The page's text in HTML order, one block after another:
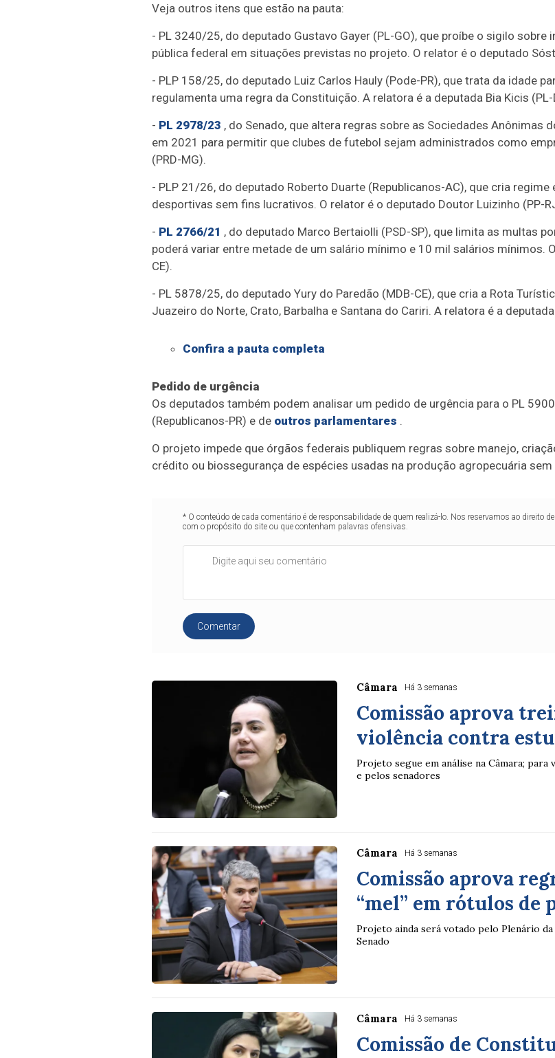
Veja outros itens que estão na pauta:
- PL 3240/25, do deputado Gustavo Gayer (PL-GO), que proíbe o sigilo
pública federal em situações previstas no projeto. O relator é o deputado
- PLP 158/25, do deputado Luiz Carlos Hauly (Pode-PR), que trata da idade
regulamenta uma regra da Constituição. A relatora é a deputada Bia Kicis (PL-
- PL 2978/23 , do Senado, que altera regras sobre as Sociedades Anônimas
em 2021 para permitir que clubes de futebol sejam administrados como
(PRD-MG).
- PLP 21/26, do deputado Roberto Duarte (Republicanos-AC), que cria
desportivas sem fins lucrativos. O relator é o deputado Doutor Luizinho (PP-
- PL 2766/21 , do deputado Marco Bertaiolli (PSD-SP), que limita as multas
poderá variar entre metade de um salário mínimo e 10 mil salários mínimos.
CE).
- PL 5878/25, do deputado Yury do Paredão (MDB-CE), que cria a Rota
Juazeiro do Norte, Crato, Barbalha e Santana do Cariri. A relatora é a
Confira a pauta completa
Pedido de urgência
Os deputados também podem analisar um pedido de urgência para o PL
(Republicanos-PR) e de outros parlamentares .
O projeto impede que órgãos federais publiquem regras sobre manejo,
crédito ou biossegurança de espécies usadas na produção agropecuária
* O conteúdo de cada comentário é de responsabilidade de quem realizá-lo. Nos reservamos ao direito
com o propósito do site ou que contenham palavras ofensivas.
Comentar
Câmara Há 3 semanas
Comissão aprova
violência contra
Projeto segue em análise na Câmara;
e pelos senadores
Câmara Há 3 semanas
Comissão aprova
“mel” em rótulos
Projeto ainda será votado pelo Plenário
Senado
Câmara Há 3 semanas
Comissão de